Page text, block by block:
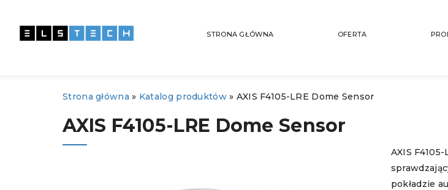
STRONA GŁÓWNA OFERTA
Strona główna » Katalog produktów» AXIS F4105-LRE Dome Sensor
AXIS F4105-LRE Dome Sensor
AXIS
pokładzie